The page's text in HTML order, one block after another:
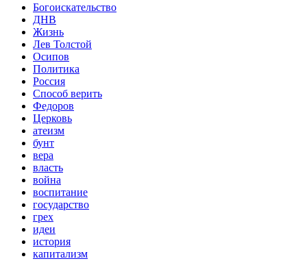
Богоискательство
ДНВ
Жизнь
Лев Толстой
Осипов
Политика
Россия
Способ верить
Федоров
Церковь
атеизм
бунт
вера
власть
война
воспитание
государство
грех
идеи
история
капитализм